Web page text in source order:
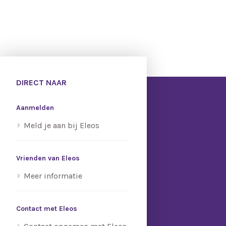
DIRECT NAAR
Aanmelden
Meld je aan bij Eleos
Vrienden van Eleos
Meer informatie
Contact met Eleos